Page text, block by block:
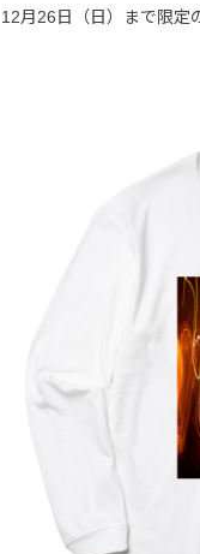
12月26日（日）まで限定